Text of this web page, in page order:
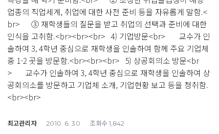
업종의 직업세계, 취업에 대한 사전 준비 등을 자유롭게 말함.<
br> ③ 재학생들의 질문을 받고 취업의 선택과 준비에 대한
인식을 고취함.<br><br><br> 4) 기업방문<br> 교수가 인
솔하여 3, 4학년 중심으로 재학생을 인솔하여 함께 주요 기업체
중 1-2 곳을 방문함.<br><br><br> 5) 상공회의소 방문<br
> 교수가 인솔하여 3, 4학년 중심으로 재학생을 인솔하여 상
공회의소를 방문하고 기업체 소개, 기업현황 보고 등을 청취함.
<br><br>
최고관리자 2010. 6. 30 조회수 1,842